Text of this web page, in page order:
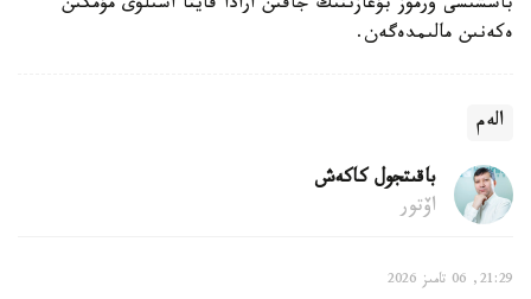
ەكەنىن مالىمدەگەن.
الەم
باقىتجول كاكەش
اۆتور
21:29, 06 تامىز 2026